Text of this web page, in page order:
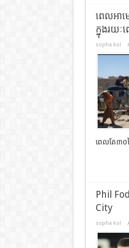
ពេលអា
ក្នុងរយៈ
sopha kol
ពេលតែ៣០
Phil
City
sopha kol